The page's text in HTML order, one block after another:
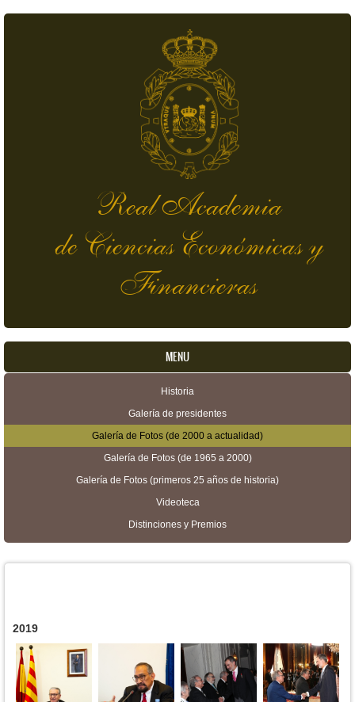
Real Academia
de Ciencias Económicas y
Financieras
MENU
Historia
Galería de presidentes
Galería de Fotos (de 2000 a actualidad)
Galería de Fotos (de 1965 a 2000)
Galería de Fotos (primeros 25 años de historia)
Videoteca
Distinciones y Premios
2019